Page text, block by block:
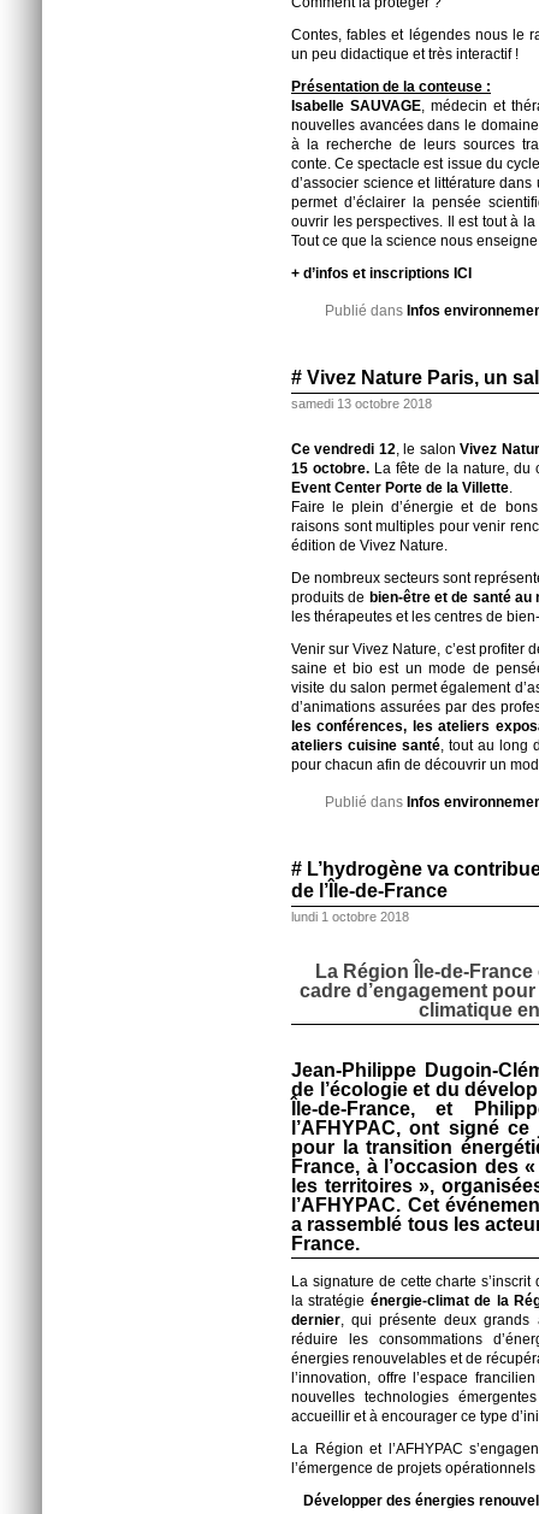
Contes, fables et légendes nous le
un peu didactique et très interactif !
Présentation de la conteuse :
Isabelle SAUVAGE, médecin et
nouvelles avancées dans le
à la recherche de leurs sources
conte. Ce spectacle est issue du
d’associer science et littérature
permet d’éclairer la pensée
ouvrir les perspectives. Il est tout à
Tout ce que la science nous
+ d’infos et inscriptions ICI
Publié dans Infos
# Vivez Nature Paris, un
samedi 13 octobre 2018
Ce vendredi 12, le salonVivez
15 octobre. La fête de la nature, du
Event Center Porte de la Villette.
Faire le plein d’énergie et de
raisons sont multiples pour venir
édition de Vivez Nature.
De nombreux secteurs sont
produits de bien-être et de santé au
les thérapeutes et les centres de
Venir sur Vivez Nature, c’est profiter
saine et bio est un mode de
visite du salon permet également
d’animations assurées par des
les conférences, les ateliers
ateliers cuisine santé, tout au long
pour chacun afin de découvrir un
Publié dans Infos
# L’hydrogène va
de l’Île-de-France
lundi 1 octobre 2018
La Région Île-de-
cadre d’engagement
climatique
Jean-Philippe Dugoin-
de l’écologie et du
Île-de-France, et
l’AFHYPAC, ont signé
pour la transition
France, à l’occasion des
les territoires »,
l’AFHYPAC. Cet
a rassemblé tous les
France.
La signature de cette charte
la stratégie énergie-climat de la
dernier, qui présente deux grands
réduire les consommations
énergies renouvelables et de
l’innovation, offre l’espace
nouvelles technologies
accueillir et à encourager ce type
La Région et l’AFHYPAC
l’émergence de projets opérationnels
Développer des énergies